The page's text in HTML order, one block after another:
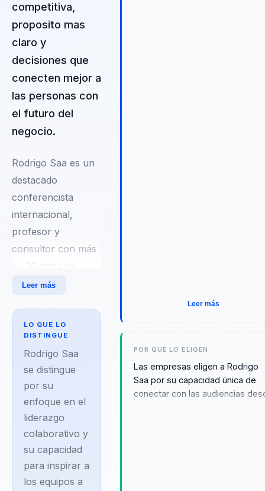
competitiva,
proposito mas
claro y
decisiones que
conecten mejor a
las personas con
el futuro del
negocio.
Rodrigo Saa es un
destacado
conferencista
internacional,
profesor y
consultor con más
experiencia en
colaborativo e
innovación. Ha
impactado a más de
20,000 personas
en 18 países,
trabajando con
empresas de
renombre como
Zurich, Copa
Airlines,
Leer más
LO QUE LO
DISTINGUE
Rodrigo Saa
se distingue
por su
enfoque en el
liderazgo
colaborativo y
su capacidad
para inspirar a
los equipos a
Leer más
POR QUÉ LO ELIGEN
Las empresas eligen a Rodrigo
Saa por su capacidad única de
conectar con las audiencias